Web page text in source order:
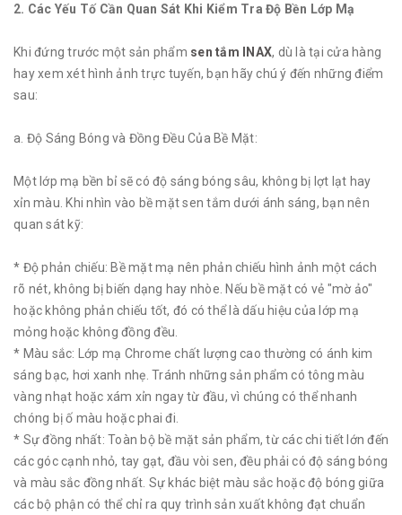
2. Các Yếu Tố Cần Quan Sát Khi Kiểm Tra Độ Bền Lớp Mạ
Khi đứng trước một sản phẩm sen tắm INAX, dù là tại cửa hàng
hay xem xét hình ảnh trực tuyến, bạn hãy chú ý đến những điểm
sau:
a. Độ Sáng Bóng và Đồng Đều Của Bề Mặt:
Một lớp mạ bền bỉ sẽ có độ sáng bóng sâu, không bị lợt lạt hay
xỉn màu. Khi nhìn vào bề mặt sen tắm dưới ánh sáng, bạn nên
quan sát kỹ:
* Độ phản chiếu: Bề mặt mạ nên phản chiếu hình ảnh một cách
rõ nét, không bị biến dạng hay nhòe. Nếu bề mặt có vẻ "mờ ảo"
hoặc không phản chiếu tốt, đó có thể là dấu hiệu của lớp mạ
mỏng hoặc không đồng đều.
* Màu sắc: Lớp mạ Chrome chất lượng cao thường có ánh kim
sáng bạc, hơi xanh nhẹ. Tránh những sản phẩm có tông màu
vàng nhạt hoặc xám xỉn ngay từ đầu, vì chúng có thể nhanh
chóng bị ố màu hoặc phai đi.
* Sự đồng nhất: Toàn bộ bề mặt sản phẩm, từ các chi tiết lớn đến
các góc cạnh nhỏ, tay gạt, đầu vòi sen, đều phải có độ sáng bóng
và màu sắc đồng nhất. Sự khác biệt màu sắc hoặc độ bóng giữa
các bộ phận có thể chỉ ra quy trình sản xuất không đạt chuẩn